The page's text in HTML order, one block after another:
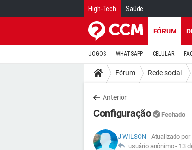
High-Tech Saúde
FÓRUM
JOGOS WHATSAPP CELULAR
Fórum Rede social
Anterior
Configuração Fechado
J.WILSON - Atualizado
usuário anônimo - 13